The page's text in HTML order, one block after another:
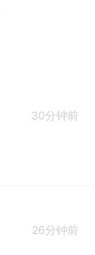
30分钟前
26分钟前